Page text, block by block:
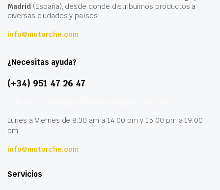
Madrid(España), desde donde distribuimos productos a
diversas ciudades y países.
info@motorche.com
¿Necesitas ayuda?
(+34) 951 47 26 47
Lunes a Viernes de 8:30 am a 14:00 pm y 15:00 pm a 19:00
pm
info@motorche.com
Servicios